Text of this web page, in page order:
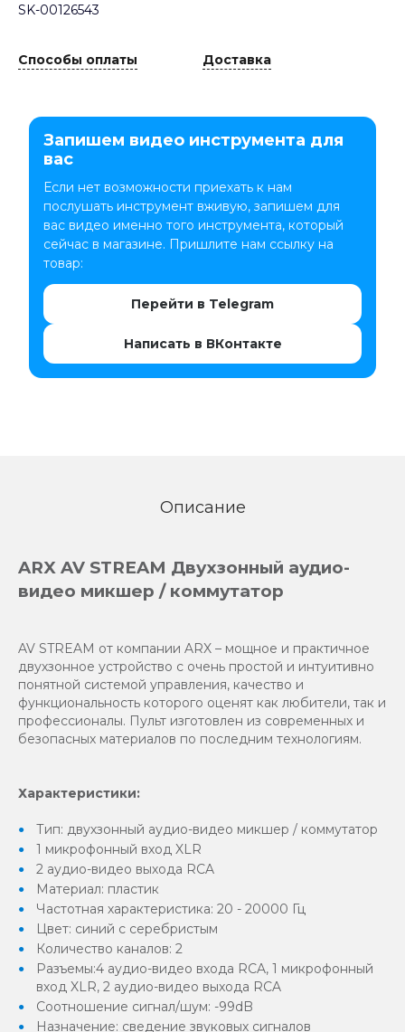
SK-00126543
Способы оплаты Доставка
Запишем видео инструмента для
вас
Если нет возможности приехать к нам
послушать инструмент вживую, запишем для
вас видео именно того инструмента, который
сейчас в магазине. Пришлите нам ссылку на
товар:
Перейти в Telegram
Написать в ВКонтакте
Описание
ARX AV STREAM Двухзонный аудио-
видео микшер / коммутатор
AV STREAM от компании ARX – мощное и практичное
двухзонное устройство с очень простой и интуитивно
понятной системой управления, качество и
функциональность которого оценят как любители, так и
профессионалы. Пульт изготовлен из современных и
безопасных материалов по последним технологиям.
Характеристики:
Тип: двухзонный аудио-видео микшер / коммутатор
1 микрофонный вход XLR
2 аудио-видео выхода RCA
Материал: пластик
Частотная характеристика: 20 - 20000 Гц
Цвет: синий с серебристым
Количество каналов: 2
Разъемы:4 аудио-видео входа RCA, 1 микрофонный
вход XLR, 2 аудио-видео выхода RCA
Соотношение сигнал/шум: -99dB
Назначение: сведение звуковых сигналов